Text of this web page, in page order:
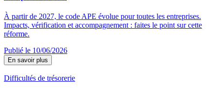
À partir de 2027, le code APE évolue pour toutes les entreprises.
Impacts, vérification et accompagnement : faites le point sur cette
réforme.
Publié le 10/06/2026
En savoir plus
Difficultés de trésorerie